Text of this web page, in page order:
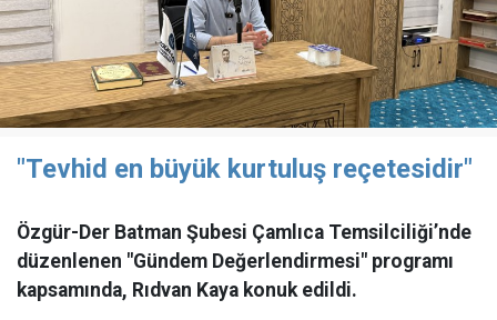
"Tevhid en büyük kurtuluş reçetesidir"
Özgür-Der Batman Şubesi Çamlıca Temsilciliği’nde
düzenlenen "Gündem Değerlendirmesi" programı
kapsamında, Rıdvan Kaya konuk edildi.